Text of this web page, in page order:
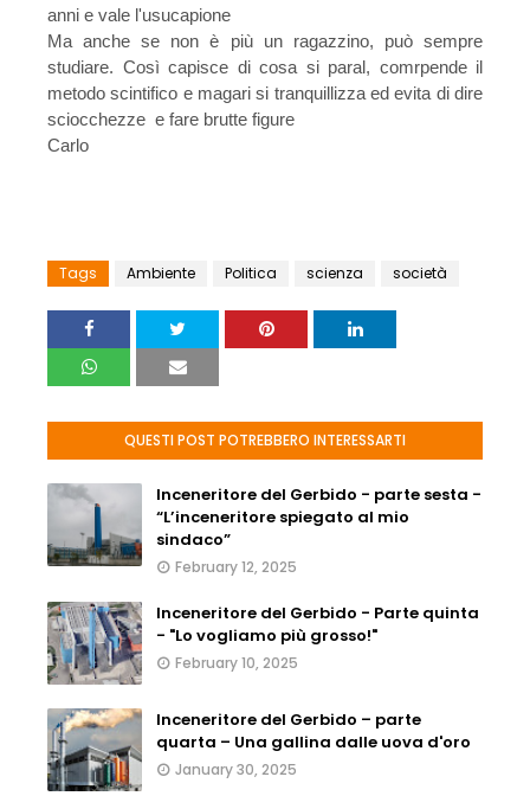
anni e vale l'usucapione
Ma anche se non è più un ragazzino, può sempre
studiare. Così capisce di cosa si paral, comrpende il
metodo scintifico e magari si tranquillizza ed evita di dire
sciocchezze e fare brutte figure
Carlo
Tags Ambiente Politica scienza società
QUESTI POST POTREBBERO INTERESSARTI
Inceneritore del Gerbido - parte sesta -
“L’inceneritore spiegato al mio
sindaco”
February 12, 2025
Inceneritore del Gerbido - Parte quinta
- "Lo vogliamo più grosso!"
February 10, 2025
Inceneritore del Gerbido – parte
quarta – Una gallina dalle uova d'oro
January 30, 2025